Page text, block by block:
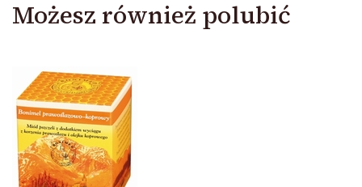
Możesz również polubić